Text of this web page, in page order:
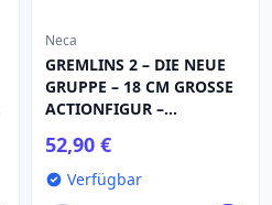
Neca
GREMLINS 2 – DIE NEUE
GRUPPE – 18 CM GROSSE
ACTIONFIGUR –
52,90 €
Verfügbar